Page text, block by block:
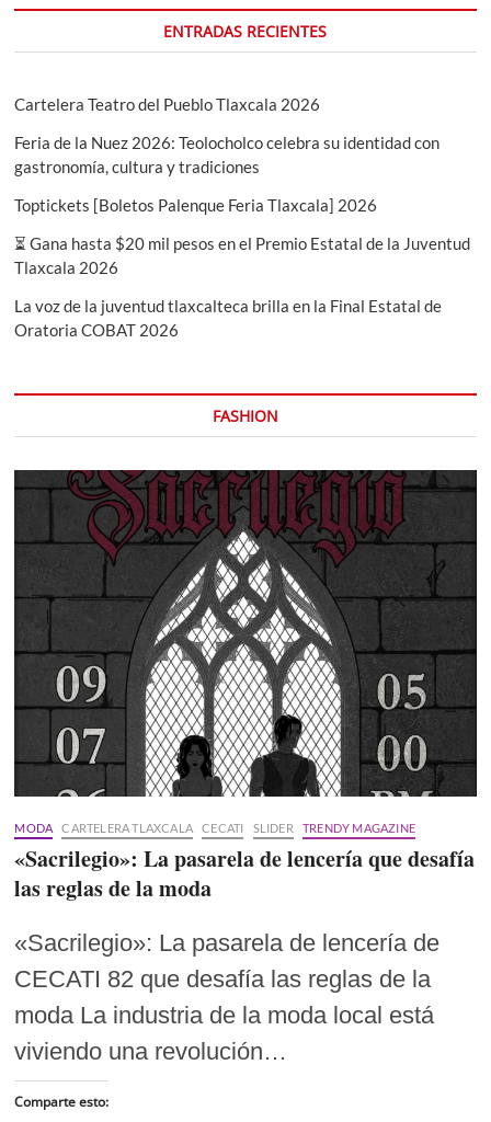
Mexicano
Los
ENTRADAS RECIENTES
Cartelera Teatro del Pueblo Tlaxcala 2026
Feria de la Nuez 2026: Teolocholco celebra su identidad con
gastronomía, cultura y tradiciones
Toptickets [Boletos Palenque Feria Tlaxcala] 2026
⏳ Gana hasta $20 mil pesos en el Premio Estatal de la Juventud
Tlaxcala 2026
La voz de la juventud tlaxcalteca brilla en la Final Estatal de
Oratoria COBAT 2026
FASHION
MODA CARTELERA TLAXCALA CECATI SLIDER TRENDY MAGAZINE
«Sacrilegio»: La pasarela de lencería que desafía
las reglas de la moda
«Sacrilegio»: La pasarela de lencería de
CECATI 82 que desafía las reglas de la
moda La industria de la moda local está
viviendo una revolución…
Comparte esto: